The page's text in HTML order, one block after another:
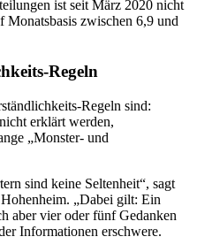
ist seit März 2020 nicht
Monatsbasis zwischen 6,9 und
Regeln
Regeln sind:
erklärt werden,
„Monster- und
sind keine Seltenheit“, sagt
„Dabei gilt: Ein
aber vier oder fünf Gedanken
Informationen erschwere.